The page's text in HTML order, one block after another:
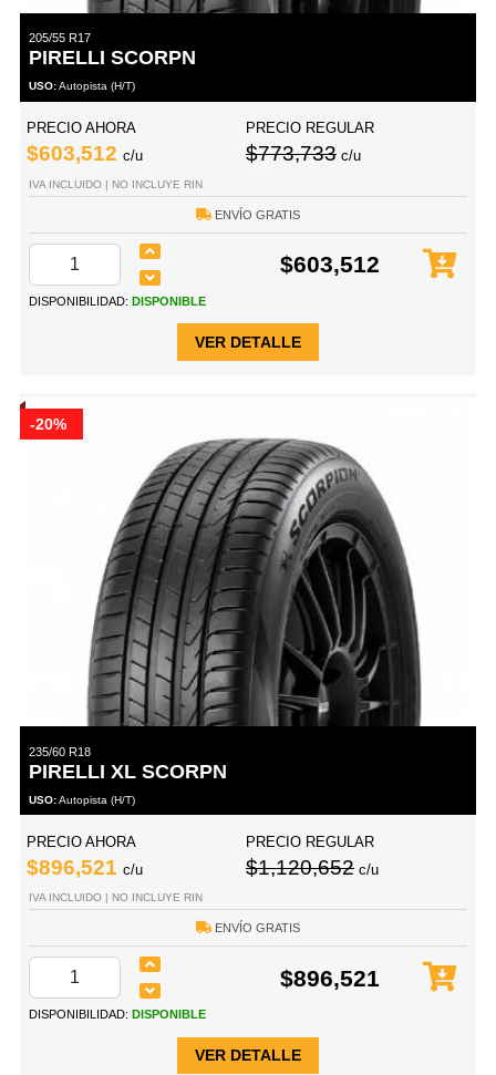
205/55 R17
PIRELLI SCORPN
USO:Autopista (H/T)
PRECIO AHORA
$603,512 c/u
PRECIO REGULAR
$773,733 c/u
IVA INCLUIDO | NO INCLUYE RIN
ENVÍO GRATIS
$603,512
DISPONIBILIDAD: DISPONIBLE
VER DETALLE
-20%
235/60 R18
PIRELLI XL SCORPN
USO:Autopista (H/T)
PRECIO AHORA
$896,521 c/u
PRECIO REGULAR
$1,120,652 c/u
IVA INCLUIDO | NO INCLUYE RIN
ENVÍO GRATIS
$896,521
DISPONIBILIDAD: DISPONIBLE
VER DETALLE